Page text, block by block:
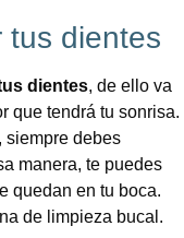
tus dientes
dientes, de ello va
que tendrá tu sonrisa.
siempre debes
manera, te puedes
quedan en tu boca.
de limpieza bucal.